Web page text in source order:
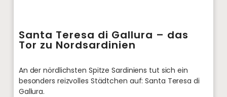
Santa Teresa di Gallura – das
Tor zu Nordsardinien
An der nördlichsten Spitze Sardiniens tut sich ein
besonders reizvolles Städtchen auf: Santa Teresa di
Gallura.